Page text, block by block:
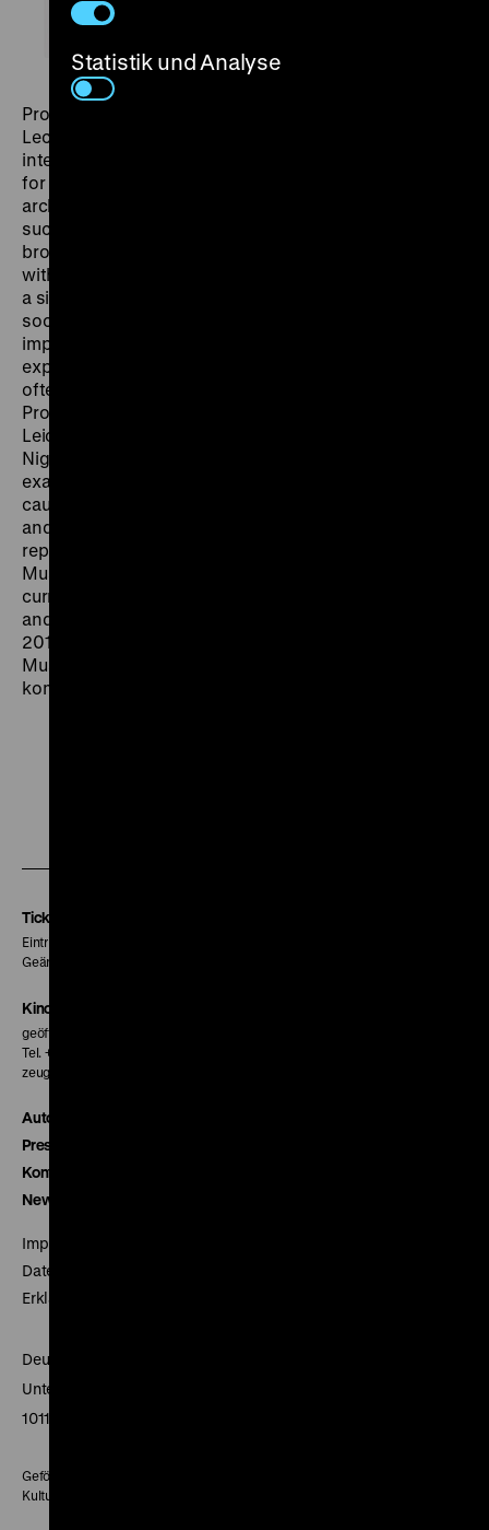
Prof. Richard Sandell, Leicester
Lecture in English Drawing on a rich mix of
international examples, Richard Sandell builds a case
for greater visibility of LGBTI lives within museums,
archives, galleries and heritage sites, arguing that
such public portrayals are intimately bound up with
broader efforts to secure equality. Greater visibility
within our trusted cultural institutions, he argues, plays
a significant role in shaping the kinds of conversation
society has about sexuality and gender and,
importantly, impacts the lives of people whose
experience, perspective and contribution has too
often been overlooked or silenced.
Professor of Museum Studies at the University of
Leicester. His most recent book (with Eithne
Nightingale) – Museums, Equality and Social Justice –
examines the ways in which cultural institutions are
caught up in broader struggles for equal human rights
and includes the first detailed analysis of transgender
representation in museums. He is a Trustee of the
Museums Association and Fellow of the RSA. He is
currently completing a book – Museums, Moralities
and Human Rights – which will be published later in
2016.In cooperation with HTW Berlin, Studiengang
Museumskunde und Museumsmanagement und -
kommunikation Admission free
Tickets
Eintritt 5 €
Geänderte Preise sind im Programm vermerkt.
Kinokasse
geöffnet 30 Minuten vor Beginn der ersten Vorstellung
Tel. + 49 30 20304-770
zeughauskino@dhm.de
Autor*innen
Presse
Kontakt
Newsletter
Impressum
Datenschutz
Erklärung digitale Barrierefreiheit
Deutsches Historisches Museum
Unter den Linden 2
10117 Berlin
Gefördert mit Mitteln des Beauftragten der Bundesregierung für
Kultur und Medien
Statistik und Analyse